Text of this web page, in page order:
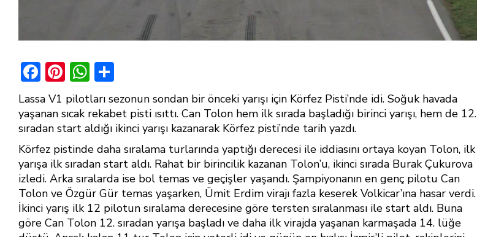
F
ac
e
b
o
ok
Pi
nt
er
e
st
W
h
at
s
A
p
p
h
ar
e
Lassa V1 pilotları sezonun sondan bir önceki yarışı için Körfez Pisti’nde idi. Soğuk havada
yaşanan sıcak rekabet pisti ısıttı. Can Tolon hem ilk sırada başladığı birinci yarışı, hem de 12.
sıradan start aldığı ikinci yarışı kazanarak Körfez pisti’nde tarih yazdı.
Körfez pistinde daha sıralama turlarında yaptığı derecesi ile iddiasını ortaya koyan Tolon, ilk
yarışa ilk sıradan start aldı. Rahat bir birincilik kazanan Tolon’u, ikinci sırada Burak Çukurova
izledi. Arka sıralarda ise bol temas ve geçişler yaşandı. Şampiyonanın en genç pilotu Can
Tolon ve Özgür Gür temas yaşarken, Ümit Erdim virajı fazla keserek Volkicar’ına hasar verdi.
İkinci yarış ilk 12 pilotun sıralama derecesine göre tersten sıralanması ile start aldı. Buna
göre Can Tolon 12. sıradan yarışa başladı ve daha ilk virajda yaşanan karmaşada 14. lüğe